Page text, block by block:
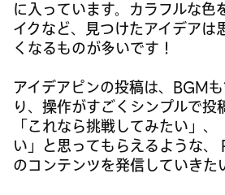
に入っています。カラフルな色
イクなど、見つけたアイデアは
くなるものが多いです！
アイデアピンの投稿は、BGM
り、操作がすごくシンプルで投
「これなら挑戦してみたい」、
い」と思ってもらえるような
のコンテンツを発信していきた